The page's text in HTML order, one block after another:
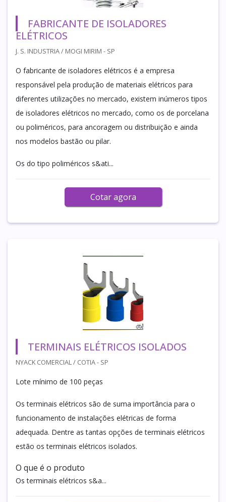
FABRICANTE DE ISOLADORES
ELÉTRICOS
J. S. INDUSTRIA / MOGI MIRIM - SP
O fabricante de isoladores elétricos é a empresa
responsável pela produção de materiais elétricos para
diferentes utilizações no mercado, existem inúmeros tipos
de isoladores elétricos no mercado, como os de porcelana
ou poliméricos, para ancoragem ou distribuição e ainda
nos modelos bastão ou pilar.
Os do tipo poliméricos s&ati...
Cotar agora
TERMINAIS ELÉTRICOS ISOLADOS
NYACK COMERCIAL / COTIA - SP
Lote mínimo de 100 peças
Os terminais elétricos são de suma importância para o
funcionamento de instalações elétricas de forma
adequada. Dentre as tantas opções de terminais elétricos
estão os terminais elétricos isolados.
O que é o produto
Os terminais elétricos s&a...